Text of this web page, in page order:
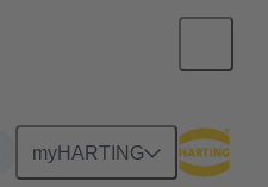
myHARTING
à carte fille